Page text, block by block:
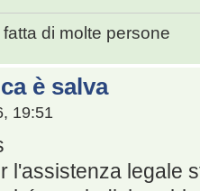
di molte persone
è salva
19:51
l'assistenza legale